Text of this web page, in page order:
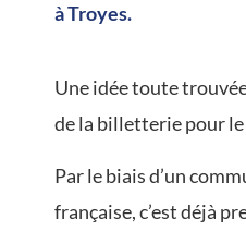
à Troyes.
Une idée toute
de la billetterie pour le
Par le biais d’un
française, c’est déjà